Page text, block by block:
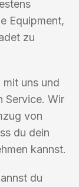
Equipment,
zu
mit uns und
Service. Wir
von
du dein
kannst.
du